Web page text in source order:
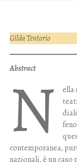
Gilda Tentorio
Abstract
N
ella
contemporanea,
nazionali, è un